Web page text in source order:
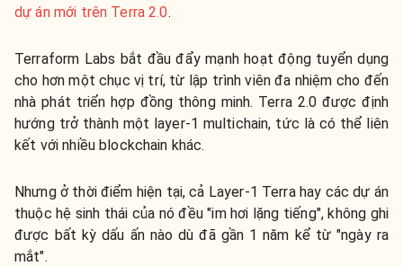
dự án mới trên Terra 2.0.
Terraform Labs bắt đầu đẩy mạnh hoạt động tuyển dụng
cho hơn một chục vị trí, từ lập trình viên đa nhiệm cho đến
nhà phát triển hợp đồng thông minh. Terra 2.0 được định
hướng trở thành một layer-1 multichain, tức là có thể liên
kết với nhiều blockchain khác.
Nhưng ở thời điểm hiện tại, cả Layer-1 Terra hay các dự án
thuộc hệ sinh thái của nó đều "im hơi lặng tiếng", không ghi
được bất kỳ dấu ấn nào dù đã gần 1 năm kể từ "ngày ra
mắt".